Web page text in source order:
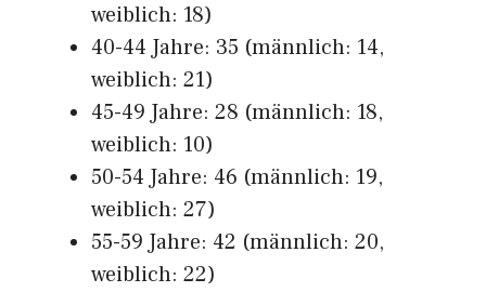
weiblich: 18)
40-44 Jahre: 35 (männlich: 14,
weiblich: 21)
45-49 Jahre: 28 (männlich: 18,
weiblich: 10)
50-54 Jahre: 46 (männlich: 19,
weiblich: 27)
55-59 Jahre: 42 (männlich: 20,
weiblich: 22)